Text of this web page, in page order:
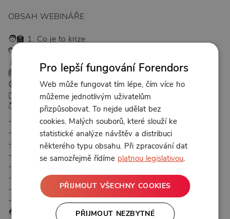
OBSAH WEBINÁŘE
🧑‍🏫 1. Co je to krize
🤲 2. Vnější a vnitřní krize
🚩 3. Hlavní zásady řešení
🙋🏻 4. Obecné metody a individuální přístup
😢 5. Co je to PTSD a co nám ukazuje o krizi
🚶‍♂️ 6. Fáze zvládání krize / šok
👇 7. Metody
- Top 6
- Akceptace + přítomnost
- Plán a struktura: Dělejte něco
- Vyloučit alkohol a rizikové chování
- Pohyb + smysly + manuální činnosti
- Kontrola mysli a pozornosti
- Sociální vliv a média
- Sbírejte střípky naděje
⛑️ 8. Vážná krize / Druhý člověk v krizi
Pro lepší fungování Forendors
Web může fungovat tím lépe, čím více ho
můžeme jednotlivým uživatelům
přizpůsobovat. To nejde udělat bez
cookies. Malých souborů, které slouží ke
statistické analýze návštěv a distribuci
některého typu obsahu. Při zpracování dat
se samozřejmě řídíme platnou legislativou.
PŘIJMOUT VŠECHNY COOKIES
PŘIJMOUT NEZBYTNÉ